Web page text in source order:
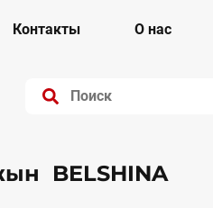
Контакты О нас
BELSHINA